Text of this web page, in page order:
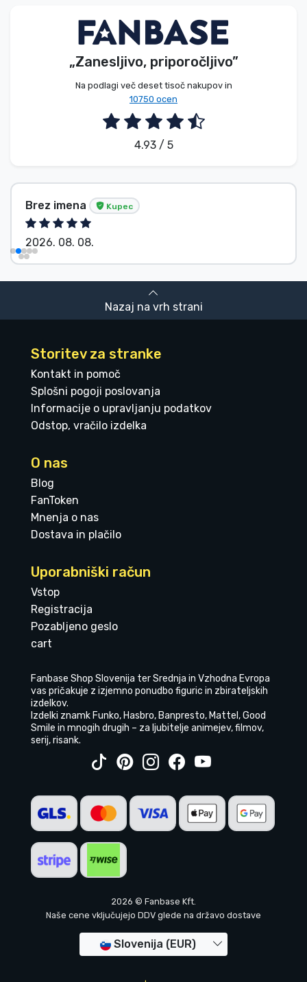
„Zanesljivo, priporočljivo”
Na podlagi več deset tisoč nakupov in
10750 ocen
4.93 / 5
Brez imena Kupec
2026. 08. 08.
Nazaj na vrh strani
Storitev za stranke
Kontakt in pomoč
Splošni pogoji poslovanja
Informacije o upravljanju podatkov
Odstop, vračilo izdelka
O nas
Blog
FanToken
Mnenja o nas
Dostava in plačilo
Uporabniški račun
Vstop
Registracija
Pozabljeno geslo
cart
Fanbase Shop Slovenija ter Srednja in Vzhodna Evropa
vas pričakuje z izjemno ponudbo figuric in zbirateljskih
izdelkov.
Izdelki znamk Funko, Hasbro, Banpresto, Mattel, Good
Smile in mnogih drugih – za ljubitelje animejev, filmov,
serij, risank.
2026 © Fanbase Kft.
Naše cene vključujejo DDV glede na državo dostave
Slovenija (EUR)